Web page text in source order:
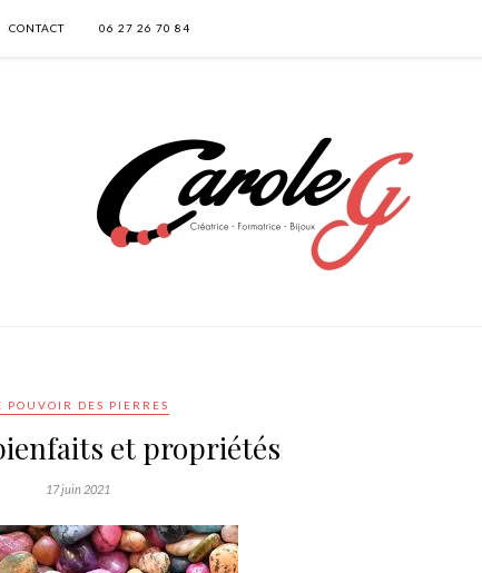
CONTACT 06 27 26 70 84
POUVOIR DES PIERRES
et propriétés
17 juin 2021